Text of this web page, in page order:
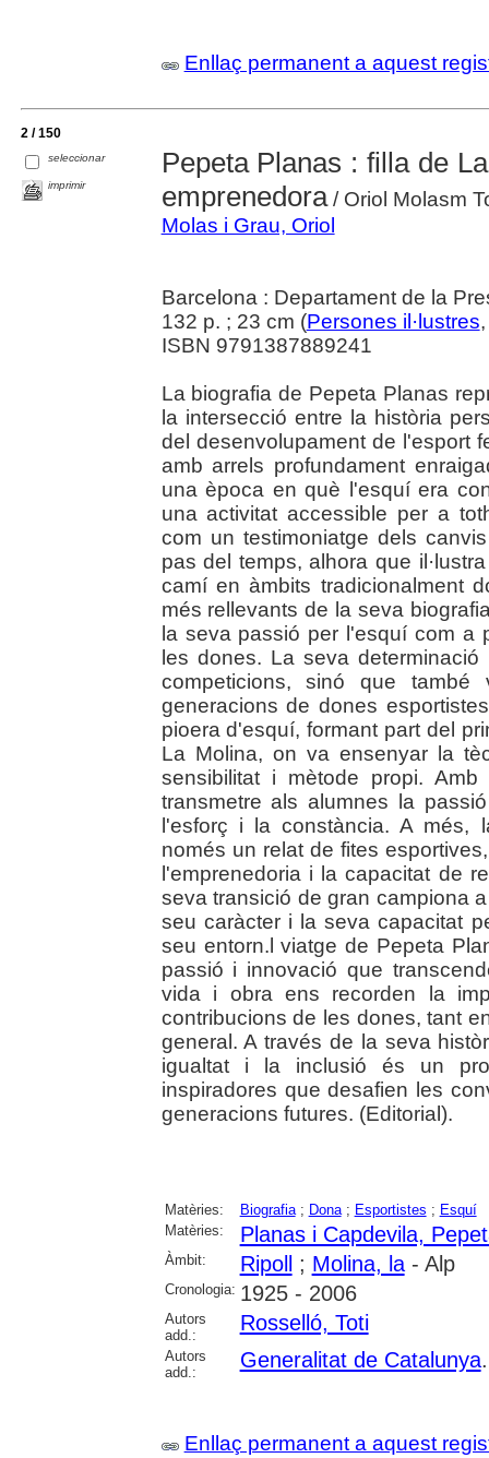
Enllaç permanent a aquest
2 / 150
seleccionar
imprimir
Pepeta Planas : filla de
emprenedora/ Oriol Molasm
Molas i Grau, Oriol
Barcelona : Departament de la
132 p. ; 23 cm (Persones il·lustres
ISBN 9791387889241
La biografia de Pepeta Planas
la intersecció entre la història
del desenvolupament de l'esport
amb arrels profundament
una època en què l'esquí era
una activitat accessible per a
com un testimoniatge dels
pas del temps, alhora que
camí en àmbits tradicionalment
més rellevants de la seva
la seva passió per l'esquí com a
les dones. La seva
competicions, sinó que
generacions de dones
pioera d'esquí, formant part del
La Molina, on va ensenyar la
sensibilitat i mètode propi.
transmetre als alumnes la
l'esforç i la constància. A més,
només un relat de fites
l'emprenedoria i la capacitat de
seva transició de gran campiona
seu caràcter i la seva capacitat
seu entorn.l viatge de Pepeta
passió i innovació que
vida i obra ens recorden la
contribucions de les dones, tant
general. A través de la seva
igualtat i la inclusió és un
inspiradores que desafien les
generacions futures. (Editorial).
Matèries: Biografia; Dona; Esportistes ; Esquí
Matèries:
Planas i Capdevila,
Àmbit: Ripoll ; Molina, la- Alp
Cronologia: 1925 - 2006
Autors
add.:
Rosselló, Toti
Autors
add.:
Generalitat de Catalunya
Enllaç permanent a aquest